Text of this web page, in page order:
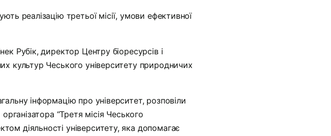
реалізацію третьої місії, умови ефективної
Рубік, директор Центру біоресурсів і
культур Чеського університету природничих
інформацію про університет, розповіли
“Третя місія Чеського
діяльності університету, яка допомагає